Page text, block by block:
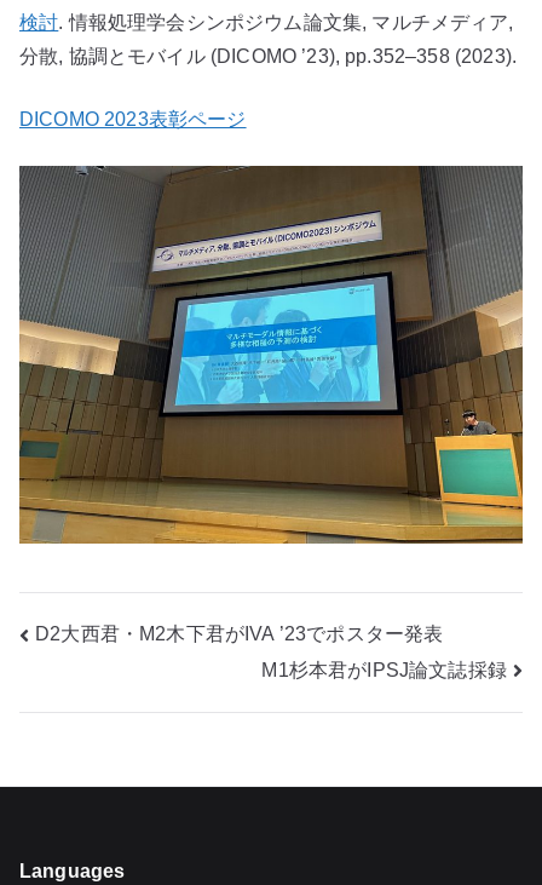
検討. 情報処理学会シンポジウム論文集, マルチメディア,
分散, 協調とモバイル (DICOMO ’23), pp.352–358 (2023).
DICOMO 2023表彰ページ
投
ビ
D2大西君・M2木下君がIVA ’23でポスター発表
M1杉本君がIPSJ論文誌採録
Languages